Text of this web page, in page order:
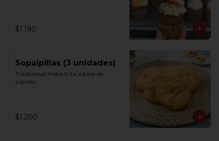
$1.190
Sopaipillas (3 unidades)
Tradicional masa frita a base de
zapallo
$1.200